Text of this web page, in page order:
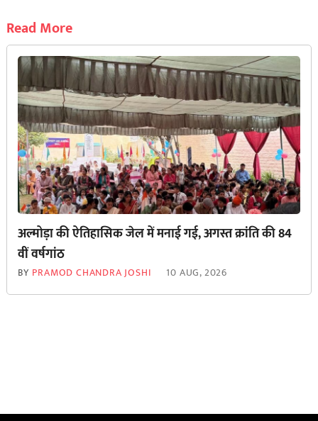
Read More
अल्मोड़ा की ऐतिहासिक जेल में मनाई गई, अगस्त क्रांति की 84
वीं वर्षगांठ
BY PRAMOD CHANDRA JOSHI 10 AUG, 2026